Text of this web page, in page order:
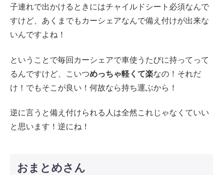
子連れで出かけるときにはチャイルドシート必須なんで
すけど、あくまでもカーシェアなんで備え付けが出来な
いんですよね！
ということで毎回カーシェアで車使うたびに持ってって
るんですけど、こいつめっちゃ軽くて楽なの！それだ
け！でもそこが良い！何故なら持ち運ぶから！
逆に言うと備え付けられる人は全然これじゃなくていい
と思います！逆にね！
おまとめさん